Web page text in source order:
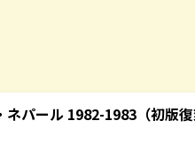
パール 1982-1983（初版復